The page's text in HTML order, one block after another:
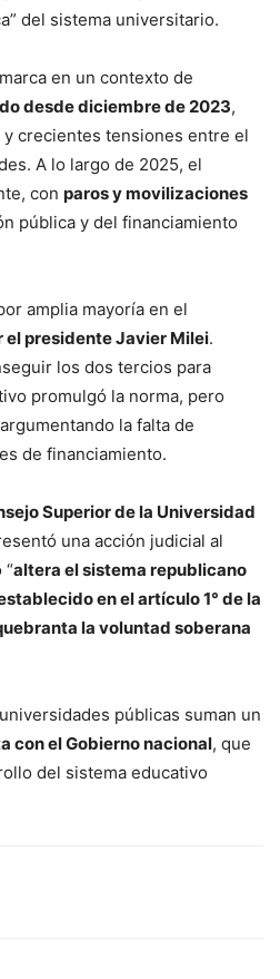
del sistema universitario.
en un contexto de
desde diciembre de 2023,
crecientes tensiones entre el
A lo largo de 2025, el
con paros y movilizaciones
pública y del financiamiento
amplia mayoría en el
el presidente Javier Milei.
los dos tercios para
promulgó la norma, pero
la falta de
de financiamiento.
Superior de la Universidad
una acción judicial al
“altera el sistema republicano
en el artículo 1° de la
la voluntad soberana
públicas suman un
con el Gobierno nacional, que
del sistema educativo